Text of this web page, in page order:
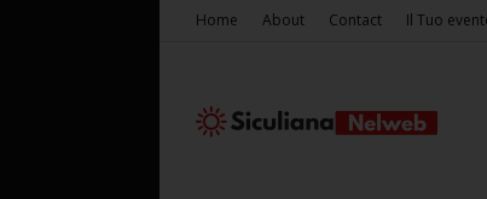
Home About Contact Il Tuo